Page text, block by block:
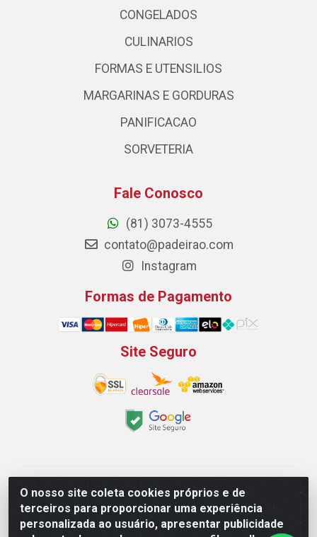
O nosso site coleta cookies próprios e de
terceiros para proporcionar uma experiência
personalizada ao usuário, apresentar publicidade
CONGELADOS
CULINARIOS
FORMAS E UTENSILIOS
MARGARINAS E GORDURAS
PANIFICACAO
SORVETERIA
Fale Conosco
(81) 3073-4555
contato@padeirao.com
Instagram
Formas de Pagamento
Site Seguro
Padeirão Comércio de Produtos Para Panificação LTDA
- Rodovia Empresario João Santos Filho, 2425, Gp B1 Bl.
02 - Muribeca, Jaboatão dos Guararapes/PE - CEP
54.350-100 - CNPJ 03.042.263/0001-51